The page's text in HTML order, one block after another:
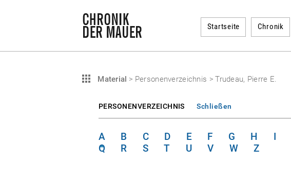
Startseite Chronik
Material > Personenverzeichnis > Trudeau, Pierre E.
PERSONENVERZEICHNIS Schließen
A B C D E F G H I
Q
R S T U V W Z